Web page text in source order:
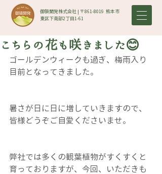
御領開発株式会社 | 〒861-8019​ 熊本市
東区下南部2丁目1-61
こちらの花も咲きました😊
ゴールデンウィークも過ぎ、梅雨入り
目前となってきました。
暑さが日に日に増していきますので、
皆様どうぞご自愛くださいませ。
弊社では多くの観葉植物がすくすくと
育っておりますが、今回、いただきも